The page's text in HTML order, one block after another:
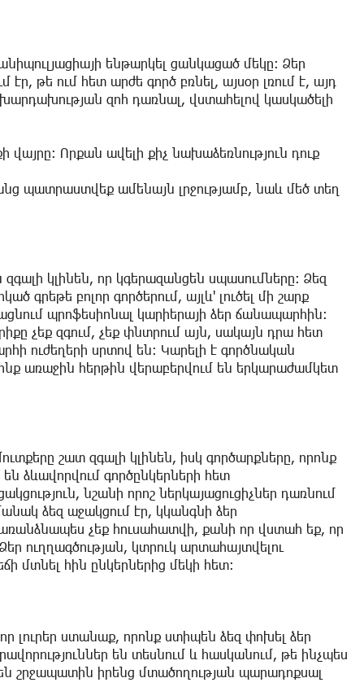
ենթարկել ցանկացած մեկը: Ձեր
թե ում հետ արժե գործ բռնել, այսօր լռում է, այդ
զոհ դառնալ, վստահելով կասկածելի
Որքան ավելի քիչ նախաձեռնություն դուք
պատրաստվեք ամենայն լրջությամբ, նաև մեծ տեղ
կլինեն, որ կգերազանցեն սպասումները: Ձեզ
գրեթե բոլոր գործերում, այլև' լուծել մի շարք
պրոֆեսիոնալ կարիերայի ձեր ճանապարհին:
չեք զգում, չեք փնտրում այն, սակայն դրա հետ
ուժեղերի սրտով են: Կարելի է գործնական
առաջին հերթին վերաբերվում են երկարաժամկետ
շատ զգալի կլինեն, իսկ գործարքները, որոնք
ձևավորվում գործընկերների հետ
նշանի որոշ ներկայացուցիչներ դառնում
ձեզ աջակցում էր, կկանգնի ձեր
չեք հուսահատվի, քանի որ վստահ եք, որ
ուղղագծության, կտրուկ արտահայտվելու
մտնել հին ընկերներից մեկի հետ:
ստանաք, որոնք ստիպեն ձեզ փոխել ձեր
են տեսնում և հասկանում, թե ինչպես
շրջապատին իրենց մտածողության պարադոքսալ